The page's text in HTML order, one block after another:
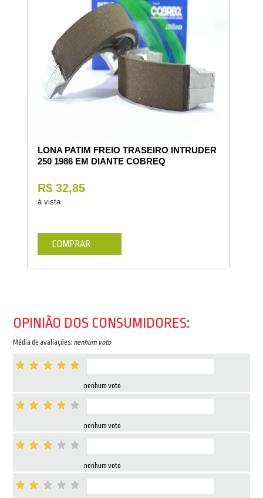
LONA PATIM FREIO TRASEIRO INTRUDER
250 1986 EM DIANTE COBREQ
R$ 32,85
à vista
COMPRAR
OPINIÃO DOS CONSUMIDORES:
Média de avaliações: nenhum voto
nenhum voto
nenhum voto
nenhum voto